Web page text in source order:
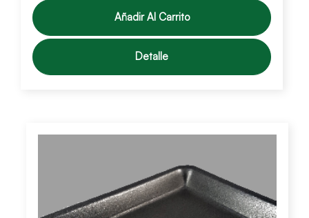
Añadir Al Carrito
Detalle